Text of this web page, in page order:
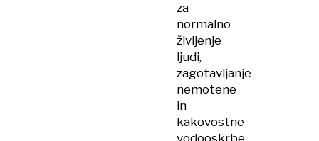
za
normalno
življenje
ljudi,
zagotavljanje
nemotene
in
kakovostne